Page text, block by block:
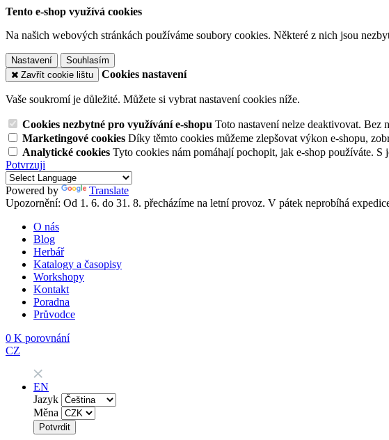
Tento e-shop využívá cookies
Na našich webových stránkách používáme soubory cookies. Některé z nich jsou
Nastavení
Souhlasím
Zavřít cookie lištu
Cookies nastavení
Vaše soukromí je důležité. Můžete si vybrat nastavení cookies níže.
Cookies nezbytné pro využívání e-shopu Toto nastavení nelze deaktivovat. Bez
Marketingové cookies Díky těmto cookies můžeme zlepšovat výkon e-shopu,
Analytické cookies Tyto cookies nám pomáhají pochopit, jak e-shop používáte. S
Potvrzuji
Powered by
Translate
Upozornění: Od 1. 6. do 31. 8. přecházíme na letní provoz. V pátek neprobíhá
O nás
Blog
Herbář
Katalogy a časopisy
Workshopy
Kontakt
Poradna
Průvodce
0 K porovnání
CZ
EN
Jazyk
Měna
Potvrdit